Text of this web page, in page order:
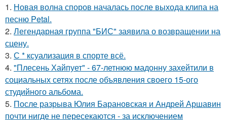
1. Новая волна споров началась после выхода клипа на
песню Petal.
2. Легендарная группа "БИС" заявила о возвращении на
сцену.
3. С * ксуализация в спорте всё.
4. "Плесень Хайпует" - 67-летнюю мадонну захейтили в
социальных сетях после объявления своего 15-ого
студийного альбома.
5. После разрыва Юлия Барановская и Андрей Аршавин
почти нигде не пересекаются - за исключением